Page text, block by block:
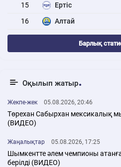
15
Ертіс
16
Алтай
Барлық
Оқылып жатыр
Жекпе-жек 05.08.2026, 20:46
Төрехан Сабырхан мексикалық
(ВИДЕО)
Жаңалықтар 05.08.2026, 17:25
Шымкентте әлем чемпионы
берілді (ВИДЕО)